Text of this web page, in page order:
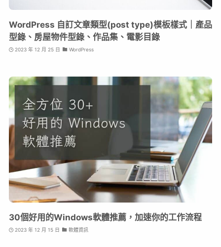
WordPress 自訂文章類型(post type)模板樣式｜產品
型錄、房屋物件型錄、作品集、電影目錄
2023 年 12 月 25 日 WordPress
30個好用的Windows軟體推薦，加速你的工作流程
2023 年 12 月 15 日 軟體資訊